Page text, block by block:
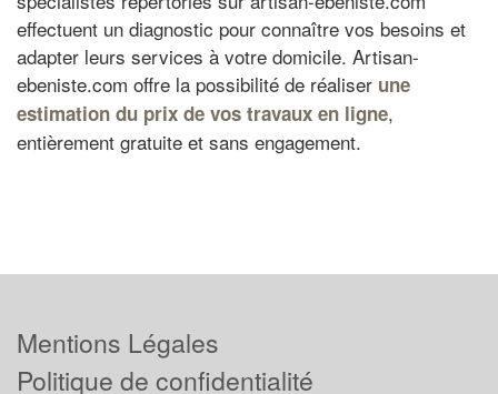
effectuent un diagnostic pour connaître vos besoins et
adapter leurs services à votre domicile. Artisan-
ebeniste.com offre la possibilité de réaliser une
estimation du prix de vos travaux en ligne,
entièrement gratuite et sans engagement.
Mentions Légales
Politique de confidentialité